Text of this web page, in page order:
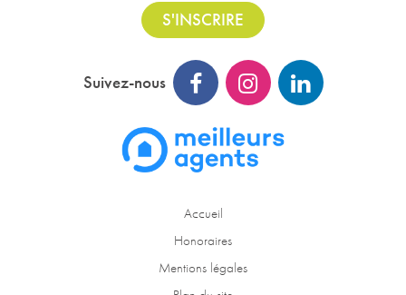
S'INSCRIRE
Suivez-nous
Accueil
Honoraires
Mentions légales